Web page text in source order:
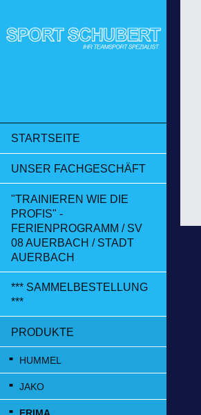
STARTSEITE
UNSER FACHGESCHÄFT
"TRAINIEREN WIE DIE
PROFIS" -
FERIENPROGRAMM / SV
08 AUERBACH / STADT
AUERBACH
*** SAMMELBESTELLUNG
***
PRODUKTE
HUMMEL
JAKO
ERIMA